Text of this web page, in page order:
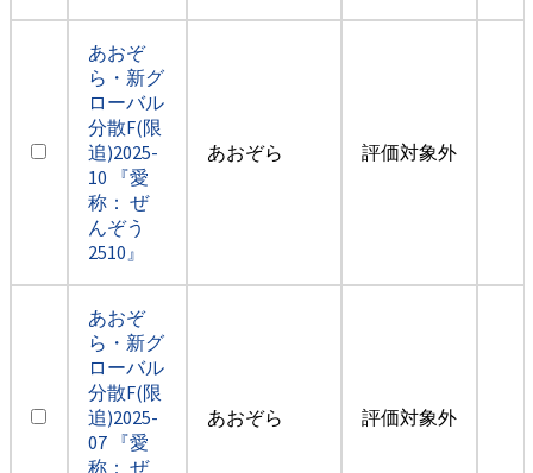
あおぞ
ら・新グ
ローバル
分散F(限
追)2025-
10 『愛
称： ぜ
んぞう
2510』
あおぞら 評価対象外
あおぞ
ら・新グ
ローバル
分散F(限
追)2025-
07 『愛
称： ぜ
あおぞら 評価対象外